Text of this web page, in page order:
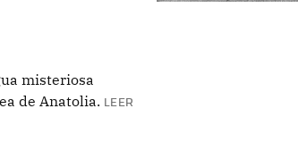
misteriosa
de Anatolia. LEER